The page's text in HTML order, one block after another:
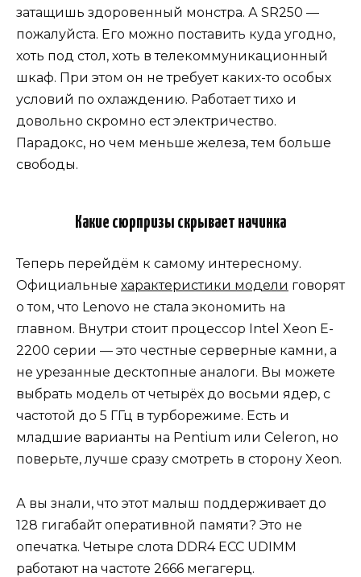
затащишь здоровенный монстра. А SR250 —
пожалуйста. Его можно поставить куда угодно,
хоть под стол, хоть в телекоммуникационный
шкаф. При этом он не требует каких-то особых
условий по охлаждению. Работает тихо и
довольно скромно ест электричество.
Парадокс, но чем меньше железа, тем больше
свободы.
Какие сюрпризы скрывает начинка
Теперь перейдём к самому интересному.
Официальные характеристики модели говорят
о том, что Lenovo не стала экономить на
главном. Внутри стоит процессор Intel Xeon E-
2200 серии — это честные серверные камни, а
не урезанные десктопные аналоги. Вы можете
выбрать модель от четырёх до восьми ядер, с
частотой до 5 ГГц в турборежиме. Есть и
младшие варианты на Pentium или Celeron, но
поверьте, лучше сразу смотреть в сторону Xeon.
А вы знали, что этот малыш поддерживает до
128 гигабайт оперативной памяти? Это не
опечатка. Четыре слота DDR4 ECC UDIMM
работают на частоте 2666 мегагерц.